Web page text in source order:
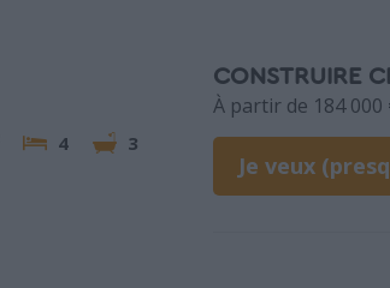
4 3
CONSTRUIRE
À partir de 184 000
Je veux